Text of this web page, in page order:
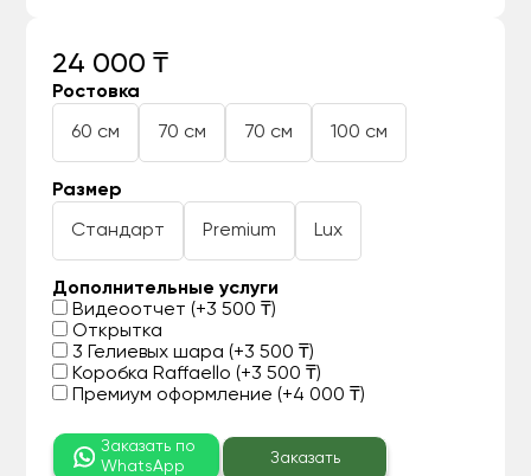
24 000 ₸
Ростовка
60 см 70 см 70 см 100 см
Размер
Стандарт Premium Lux
Дополнительные услуги
Видеоотчет (+3 500 ₸)
Открытка
3 Гелиевых шара (+3 500 ₸)
Коробка Raffaello (+3 500 ₸)
Премиум оформление (+4 000 ₸)
Заказать по
WhatsApp
Заказать